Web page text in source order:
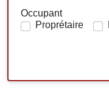
Occupant
Proprétaire